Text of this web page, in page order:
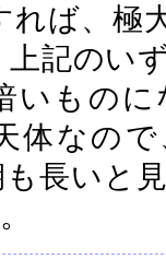
ば、極
記のい
いもの
体なの
長いと